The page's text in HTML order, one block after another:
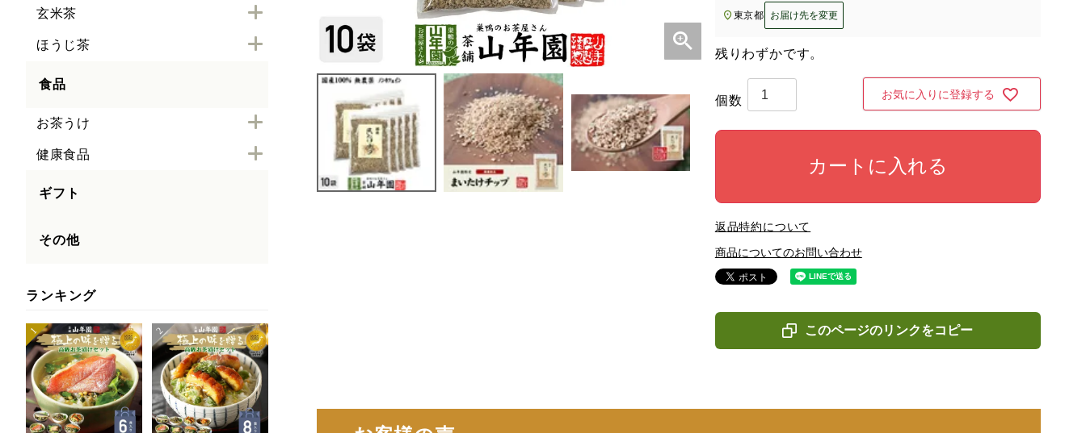
玄米茶
ほうじ茶
食品
お茶うけ
健康食品
ギフト
その他
ランキング
東京都 お届け先を変更
残りわずかです。
お気に入りに登録する
カートに入れる
返品特約について
商品についてのお問い合わせ
このページのリンクをコピー